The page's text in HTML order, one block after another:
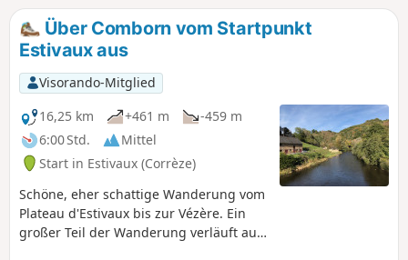
Über Comborn vom Startpunkt
Estivaux aus
Visorando-Mitglied
16,25 km
+461 m
-459 m
6:00 Std.
Mittel
Start in Estivaux (Corrèze)
Schöne, eher schattige Wanderung vom
Plateau d'Estivaux bis zur Vézère. Ein
großer Teil der Wanderung verläuft auf